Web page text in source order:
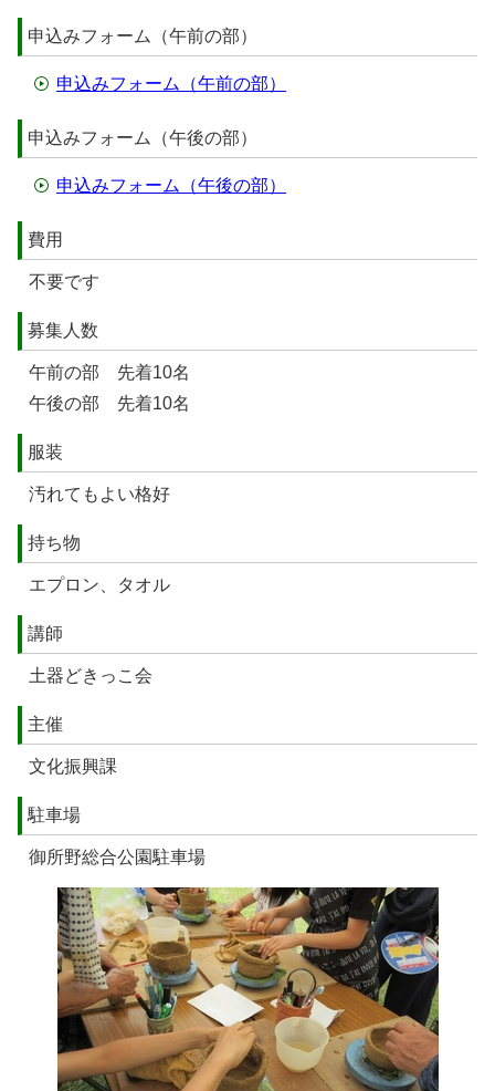
申込みフォーム（午前の部）
申込みフォーム（午前の部）
申込みフォーム（午後の部）
申込みフォーム（午後の部）
費用
不要です
募集人数
午前の部 先着10名
午後の部 先着10名
服装
汚れてもよい格好
持ち物
エプロン、タオル
講師
土器どきっこ会
主催
文化振興課
駐車場
御所野総合公園駐車場